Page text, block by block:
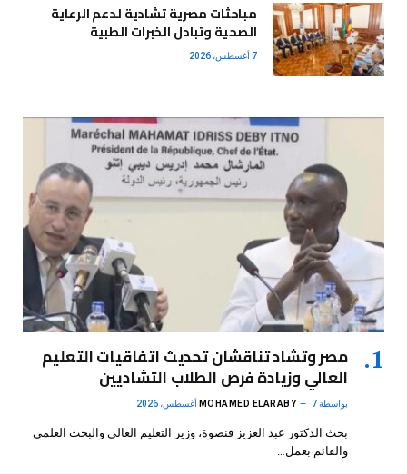
مباحثات مصرية تشادية لدعم الرعاية
الصحية وتبادل الخبرات الطبية
7 أغسطس، 2026
مصر وتشاد تناقشان تحديث اتفاقيات التعليم
العالي وزيادة فرص الطلاب التشاديين
بواسطة MOHAMED ELARABY 7 أغسطس، 2026
بحث الدكتور عبد العزيز قنصوة، وزير التعليم العالي والبحث العلمي
والقائم بعمل…